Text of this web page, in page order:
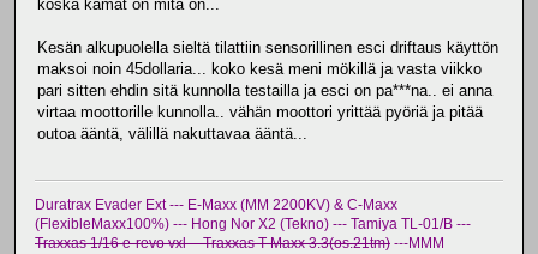
koska kamat on mitä on...
Kesän alkupuolella sieltä tilattiin sensorillinen esci driftaus käyttön
maksoi noin 45dollaria... koko kesä meni mökillä ja vasta viikko
pari sitten ehdin sitä kunnolla testailla ja esci on pa***na.. ei anna
virtaa moottorille kunnolla.. vähän moottori yrittää pyöriä ja pitää
outoa ääntä, välillä nakuttavaa ääntä...
Duratrax Evader Ext --- E-Maxx (MM 2200KV) & C-Maxx
(FlexibleMaxx100%) --- Hong Nor X2 (Tekno) --- Tamiya TL-01/B ---
Traxxas 1/16 e-revo vxl -- Traxxas T-Maxx 3.3(os.21tm) ---MMM